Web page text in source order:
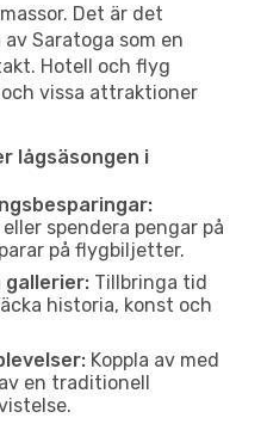
Det är det
Saratoga som en
Hotell och flyg
vissa attraktioner
lågsäsongen i
spendera pengar på
på flygbiljetter.
gallerier: Tillbringa tid
historia, konst och
Koppla av med
en traditionell